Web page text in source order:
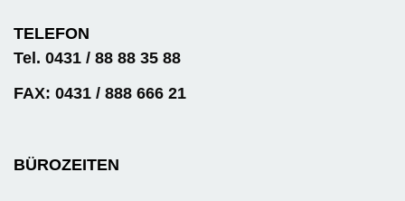
TELEFON
Tel. 0431 / 88 88 35 88
FAX: 0431 / 888 666 21
BÜROZEITEN